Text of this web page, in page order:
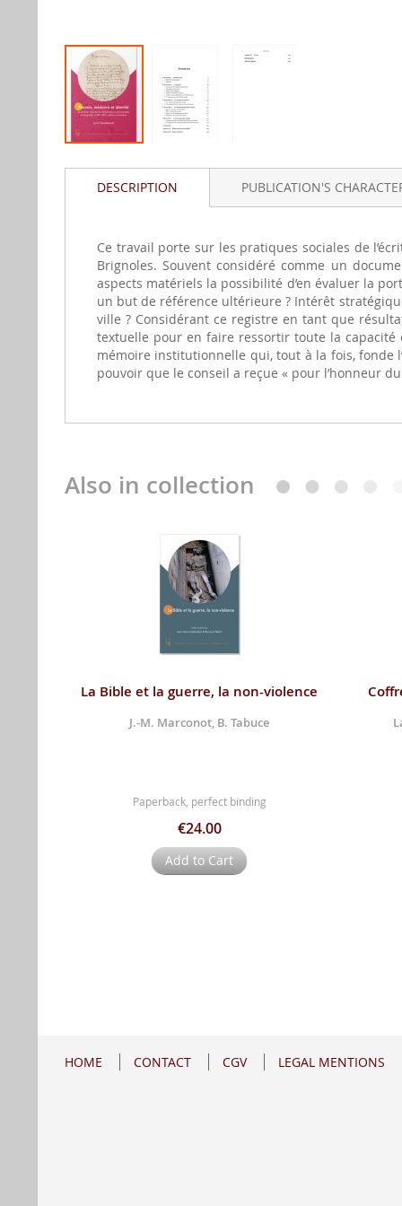
to
images
gallery
DESCRIPTION
Ce travail porte sur les pratiques sociales de
Brignoles. Souvent considéré comme un
aspects matériels la possibilité d’en évaluer la
un but de référence ultérieure ? Intérêt
ville ? Considérant ce registre en tant que
textuelle pour en faire ressortir toute la
mémoire institutionnelle qui, tout à la fois, fonde
pouvoir que le conseil a reçue « pour l’honneur
PUBLICATION'S
Also in collection
La Bible et la guerre, la non-violence
J.-M. Marconot, B. Tabuce
Paperback, perfect binding
€24.00
Add to Cart
HOME CONTACT CGV LEGAL MENTIONS